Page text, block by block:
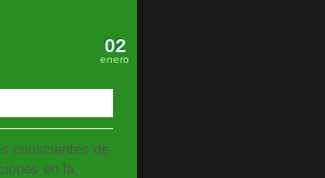
02
enero
conscientes de
en la